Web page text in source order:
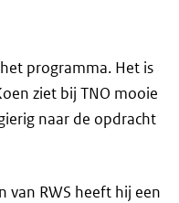
programma. Het is
ziet bij TNO mooie
naar de opdracht
van RWS heeft hij een